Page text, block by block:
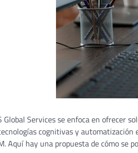
Global Services se enfoca en ofrecer
cognitivas y
Aquí hay una propuesta de cómo se